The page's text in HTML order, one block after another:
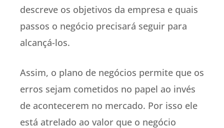
descreve os objetivos da empresa e quais
passos o negócio precisará seguir para
alcançá-los.
Assim, o plano de negócios permite que os
erros sejam cometidos no papel ao invés
de acontecerem no mercado. Por isso ele
está atrelado ao valor que o negócio